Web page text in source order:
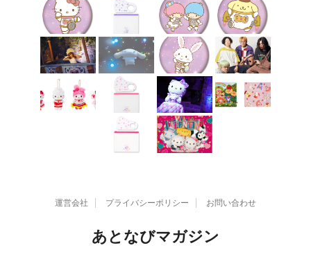
運営会社 プライバシーポリシー お問い合わせ
あとなびマガジン